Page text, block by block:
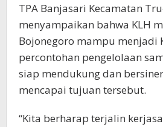
TPA Banjasari Kecamatan
menyampaikan bahwa KLH
Bojonegoro mampu menjadi
percontohan pengelolaan
siap mendukung dan
mencapai tujuan tersebut.
“Kita berharap terjalin